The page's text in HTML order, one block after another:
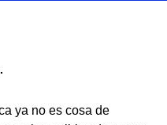
ya no es cosa de